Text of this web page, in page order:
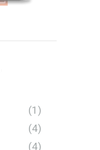
(1)
(4)
(4)